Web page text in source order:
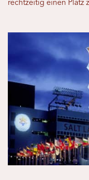
rechtzeitig einen Platz